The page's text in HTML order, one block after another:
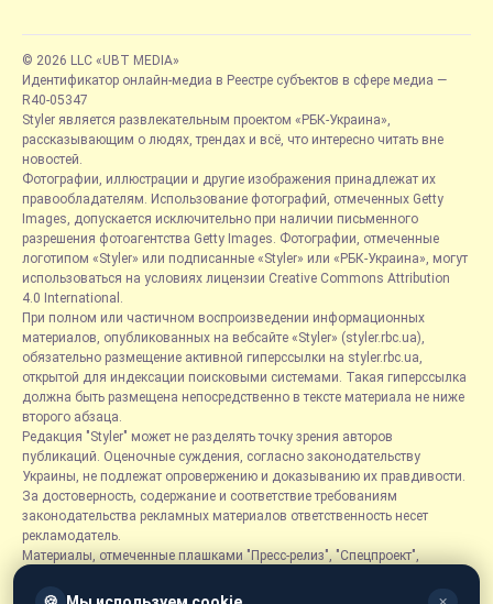
© 2026 LLC «UBT MEDIA»
Идентификатор онлайн-медиа в Реестре субъектов в сфере медиа —
R40-05347
Styler является развлекательным проектом «РБК-Украина»,
рассказывающим о людях, трендах и всё, что интересно читать вне
новостей.
Фотографии, иллюстрации и другие изображения принадлежат их
правообладателям. Использование фотографий, отмеченных Getty
Images, допускается исключительно при наличии письменного
разрешения фотоагентства Getty Images. Фотографии, отмеченные
логотипом «Styler» или подписанные «Styler» или «РБК-Украина», могут
использоваться на условиях лицензии Creative Commons Attribution
4.0 International.
При полном или частичном воспроизведении информационных
материалов, опубликованных на вебсайте «Styler» (styler.rbc.ua),
обязательно размещение активной гиперссылки на styler.rbc.ua,
открытой для индексации поисковыми системами. Такая гиперссылка
должна быть размещена непосредственно в тексте материала не ниже
второго абзаца.
Редакция "Styler" может не разделять точку зрения авторов
публикаций. Оценочные суждения, согласно законодательству
Украины, не подлежат опровержению и доказыванию их правдивости.
За достоверность, содержание и соответствие требованиям
законодательства рекламных материалов ответственность несет
рекламодатель.
Материалы, отмеченные плашками "Пресс-релиз", "Спецпроект",
размещаются на правах рекламы.